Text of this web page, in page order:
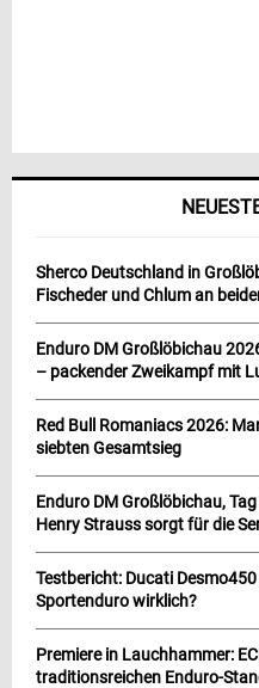
Sherco Deutschland in
Fischeder und Chlum an
Enduro DM Großlöbichau
– packender Zweikampf mit
Red Bull Romaniacs 2026:
siebten Gesamtsieg
Enduro DM Großlöbichau,
Henry Strauss sorgt für die
Testbericht: Ducati
Sportenduro wirklich?
Premiere in Lauchhammer:
traditionsreichen Enduro-